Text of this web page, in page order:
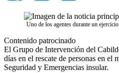
Uno de los agentes durante un
Contenido patrocinado
El Grupo de Intervención del
días en el rescate de personas en el
Seguridad y Emergencias insular.